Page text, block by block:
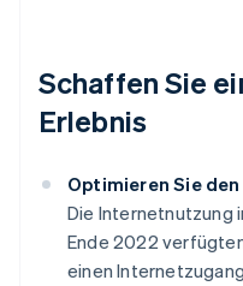
Schaffen Sie
Erlebnis
Optimieren Sie
Die Internetnutzung
Ende 2022
einen